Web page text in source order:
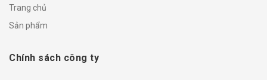
Trang chủ
Sản phẩm
Chính sách công ty